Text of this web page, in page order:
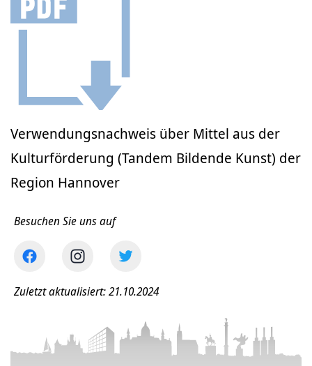
Verwendungsnachweis über Mittel aus der
Kulturförderung (Tandem Bildende Kunst) der
Region Hannover
Besuchen Sie uns auf
Zuletzt aktualisiert: 21.10.2024